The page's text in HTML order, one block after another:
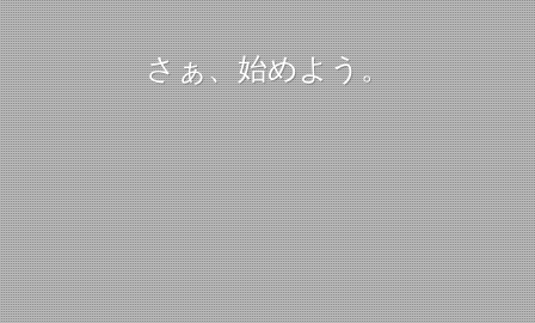
さぁ、始めよう。